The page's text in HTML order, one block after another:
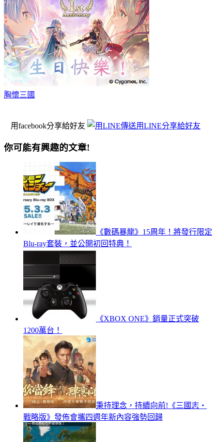
胸懷三國
用facebook分享給好友 用LINE分享給好友
你可能有興趣的文章!
《數碼暴龍》15周年！將發行限定
Blu-ray套裝，並公開初回特典！
《XBOX ONE》銷量正式突破
1200萬台！
秉持理念，持續向前!《三國志‧
戰略版》發佈會攜四週年新內容強勢回歸